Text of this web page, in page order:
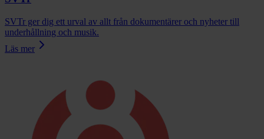
SVTr ger dig ett urval av allt från dokumentärer och nyheter till
underhållning och musik.
Läs mer